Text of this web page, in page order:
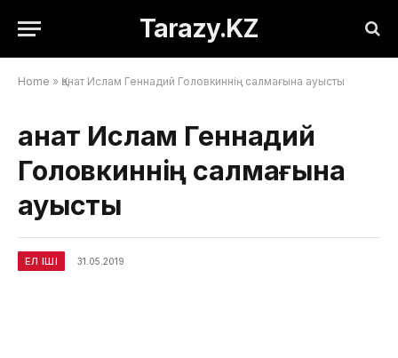
Tarazy.KZ
Home » Қанат Ислам Геннадий Головкиннің салмағына ауысты
Қанат Ислам Геннадий
Головкиннің салмағына
ауысты
ЕЛ ІШІ 31.05.2019